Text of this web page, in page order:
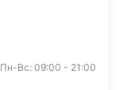
Пн-Вс: 09:00 - 21:00